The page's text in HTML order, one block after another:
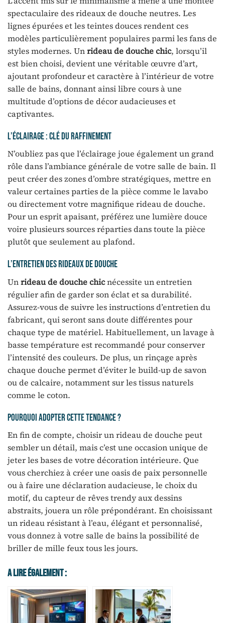
spectaculaire des rideaux de douche neutres. Les
lignes épurées et les teintes douces rendent ces
modèles particulièrement populaires parmi les fans de
styles modernes. Unrideau de douche chic, lorsqu’il
est bien choisi, devient une véritable œuvre d’art,
ajoutant profondeur et caractère à l’intérieur de votre
salle de bains, donnant ainsi libre cours à une
multitude d’options de décor audacieuses et
captivantes.
L’éclairage : clé du raffinement
N’oubliez pas que l’éclairage joue également un grand
rôle dans l’ambiance générale de votre salle de bain. Il
peut créer des zones d’ombre stratégiques, mettre en
valeur certaines parties de la pièce comme le lavabo
ou directement votre magnifique rideau de douche.
Pour un esprit apaisant, préférez une lumière douce
voire plusieurs sources réparties dans toute la pièce
plutôt que seulement au plafond.
L’entretien des rideaux de douche
Unrideau de douche chicnécessite un entretien
régulier afin de garder son éclat et sa durabilité.
Assurez-vous de suivre les instructions d’entretien du
fabricant, qui seront sans doute différentes pour
chaque type de matériel. Habituellement, un lavage à
basse température est recommandé pour conserver
l’intensité des couleurs. De plus, un rinçage après
chaque douche permet d’éviter le build-up de savon
ou de calcaire, notamment sur les tissus naturels
comme le coton.
Pourquoi adopter cette tendance ?
En fin de compte, choisir un rideau de douche peut
sembler un détail, mais c’est une occasion unique de
jeter les bases de votre décoration intérieure. Que
vous cherchiez à créer une oasis de paix personnelle
ou à faire une déclaration audacieuse, le choix du
motif, du capteur de rêves trendy aux dessins
abstraits, jouera un rôle prépondérant. En choisissant
un rideau résistant à l’eau, élégant et personnalisé,
vous donnez à votre salle de bains la possibilité de
briller de mille feux tous les jours.
A Lire Également :